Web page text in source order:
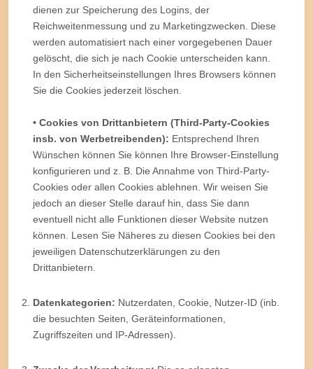
dienen zur Speicherung des Logins, der
Reichweitenmessung und zu Marketingzwecken. Diese
werden automatisiert nach einer vorgegebenen Dauer
gelöscht, die sich je nach Cookie unterscheiden kann.
In den Sicherheitseinstellungen Ihres Browsers können
Sie die Cookies jederzeit löschen.
• Cookies von Drittanbietern (Third-Party-Cookies
insb. von Werbetreibenden): Entsprechend Ihren
Wünschen können Sie können Ihre Browser-Einstellung
konfigurieren und z. B. Die Annahme von Third-Party-
Cookies oder allen Cookies ablehnen. Wir weisen Sie
jedoch an dieser Stelle darauf hin, dass Sie dann
eventuell nicht alle Funktionen dieser Website nutzen
können. Lesen Sie Näheres zu diesen Cookies bei den
jeweiligen Datenschutzerklärungen zu den
Drittanbietern.
Datenkategorien: Nutzerdaten, Cookie, Nutzer-ID (inb.
die besuchten Seiten, Geräteinformationen,
Zugriffszeiten und IP-Adressen).